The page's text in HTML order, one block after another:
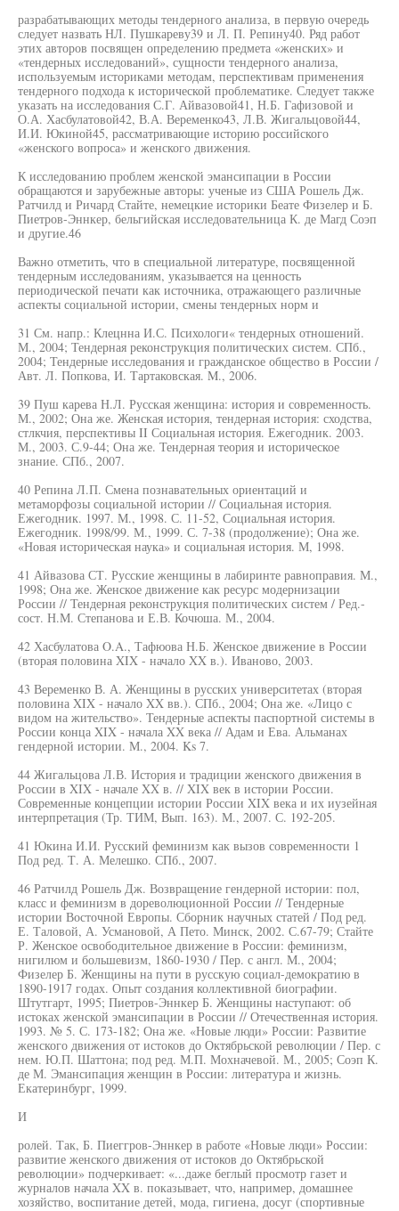
разрабатывающих методы тендерного анализа, в первую очередь
следует назвать НЛ. Пушкареву39 и Л. П. Репину40. Ряд работ
этих авторов посвящен определению предмета «женских» и
«тендерных исследований», сущности тендерного анализа,
используемым историками методам, перспективам применения
тендерного подхода к исторической проблематике. Следует также
указать на исследования С.Г. Айвазовой41, Н.Б. Гафизовой и
О.А. Хасбулатовой42, В.А. Веременко43, Л.В. Жигальцовой44,
И.И. Юкиной45, рассматривающие историю российского
«женского вопроса» и женского движения.
К исследованию проблем женской эмансипации в России
обращаются и зарубежные авторы: ученые из США Рошель Дж.
Ратчилд и Ричард Стайте, немецкие историки Беате Физелер и Б.
Пиетров-Эннкер, бельгийская исследовательница К. де Магд Соэп
и другие.46
Важно отметить, что в специальной литературе, посвященной
тендерным исследованиям, указывается на ценность
периодической печати как источника, отражающего различные
аспекты социальной истории, смены тендерных норм и
31 См. напр.: Клецнна И.С. Психологи« тендерных отношений.
М., 2004; Тендерная реконструкция политических систем. СПб.,
2004; Тендерные исследования и гражданское общество в России /
Авт. Л. Попкова, И. Тартаковская. M., 2006.
39 Пуш карева Н.Л. Русская женщина: история и современность.
М., 2002; Она же. Женская история, тендерная история: сходства,
стлкчия, перспективы II Социальная история. Ежегодник. 2003.
М., 2003. С.9-44; Она же. Тендерная теория и историческое
знание. СПб., 2007.
40 Репина Л.П. Смена познавательных ориентаций и
метаморфозы социальной истории // Социальная история.
Ежегодник. 1997. М., 1998. С. 11-52, Социальная история.
Ежегодник. 1998/99. М., 1999. С. 7-38 (продолжение); Она же.
«Новая историческая наука» и социальная история. М, 1998.
41 Айвазова СТ. Русские женщины в лабиринте равноправия. М.,
1998; Она же. Женское движение как ресурс модернизации
России // Тендерная реконструкция политических систем / Ред.-
сост. Н.М. Степанова и Е.В. Кочюша. М., 2004.
42 Хасбулатова O.A., Тафюова Н.Б. Женское движение в России
(вторая половина XIX - начало XX в.). Иваново, 2003.
43 Веременко В. А. Женщины в русских университетах (вторая
половина XIX - начало XX вв.). СПб., 2004; Она же. «Лицо с
видом на жительство». Тендерные аспекты паспортной системы в
России конца XIX - начала XX века // Адам и Ева. Альманах
гендерной истории. М., 2004. Ks 7.
44 Жигальцова Л.В. История и традиции женского движения в
России в XIX - начале XX в. // XIX век в истории России.
Современные концепции истории России XIX века и их иузейная
интерпретация (Тр. ТИМ, Вып. 163). М., 2007. С. 192-205.
41 Юкина И.И. Русский феминизм как вызов современности 1
Под ред. Т. А. Мелешко. СПб., 2007.
46 Ратчилд Рошель Дж. Возвращение гендерной истории: пол,
класс и феминизм в дореволюционной России // Тендерные
истории Восточной Европы. Сборник научных статей / Под ред.
Е. Таловой, А. Усмановой, А Пето. Минск, 2002. С.67-79; Стайте
Р. Женское освободительное движение в России: феминизм,
нигилюм и большевизм, 1860-1930 / Пер. с англ. М., 2004;
Физелер Б. Женщины на пути в русскую социал-демократию в
1890-1917 годах. Опыт создания коллективной биографии.
Штутгарт, 1995; Пиетров-Эннкер Б. Женщины наступают: об
истоках женской эмансипации в России // Отечественная история.
1993. № 5. С. 173-182; Она же. «Новые люди» России: Развитие
женского движения от истоков до Октябрьской революции / Пер. с
нем. Ю.П. Шаттона; под ред. М.П. Мохначевой. М., 2005; Соэп К.
де М. Эмансипация женщин в России: литература и жизнь.
Екатеринбург, 1999.
И
ролей. Так, Б. Пиеггров-Эннкер в работе «Новые люди» России:
развитие женского движения от истоков до Октябрьской
революции» подчеркивает: «...даже беглый просмотр газет и
журналов начала XX в. показывает, что, например, домашнее
хозяйство, воспитание детей, мода, гигиена, досуг (спортивные